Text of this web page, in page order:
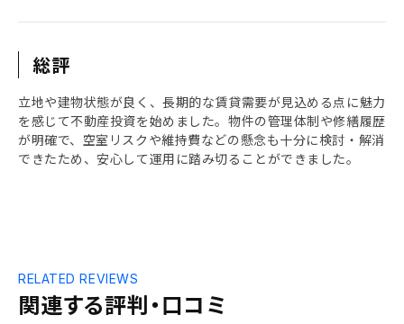
総評
立地や建物状態が良く、長期的な賃貸需要が見込める点に魅力
を感じて不動産投資を始めました。物件の管理体制や修繕履歴
が明確で、空室リスクや維持費などの懸念も十分に検討・解消
できたため、安心して運用に踏み切ることができました。
関連する評判・口コミ
RELATED REVIEWS